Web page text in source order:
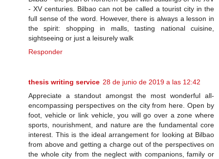
- XV centuries. Bilbao can not be called a tourist city in the
full sense of the word. However, there is always a lesson in
the spirit: shopping in malls, tasting national cuisine,
sightseeing or just a leisurely walk
Responder
thesis writing service 28 de junio de 2019 a las 12:42
Appreciate a standout amongst the most wonderful all-
encompassing perspectives on the city from here. Open by
foot, vehicle or link vehicle, you will go over a zone where
sports, nourishment, and nature are the fundamental core
interest. This is the ideal arrangement for looking at Bilbao
from above and getting a charge out of the perspectives on
the whole city from the neglect with companions, family or